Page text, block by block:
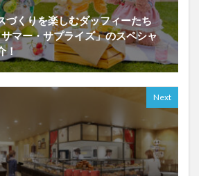
づくりを楽しむダッフィーたち
マー・サプライズ」のスペシャ
！
Next